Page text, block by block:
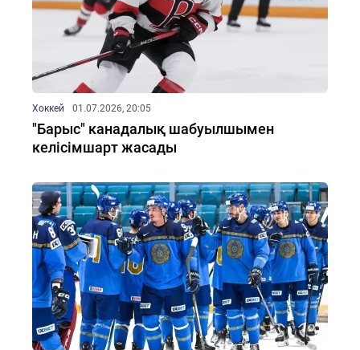
Хоккей 01.07.2026, 20:05
"Барыс" канадалық шабуылшымен
келісімшарт жасады